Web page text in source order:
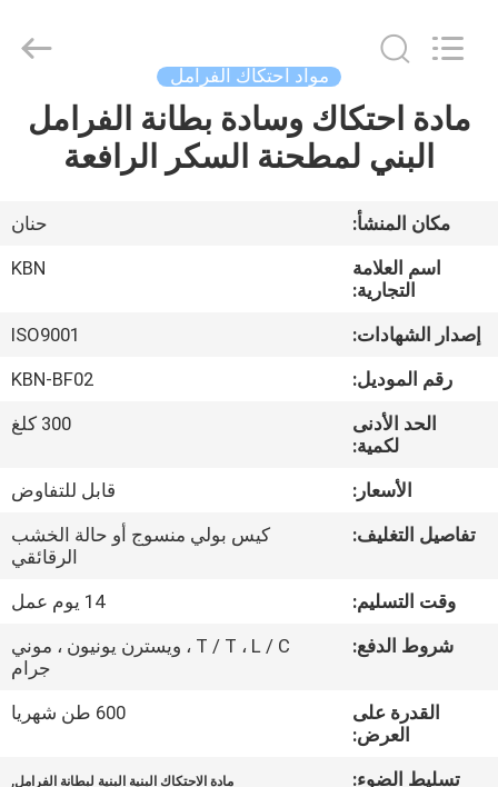
مسكن
معلومات
جولة
مراقبة
الجودة
اتصل
اطلب
اقتباس
مواد احتكاك الفرامل
مادة احتكاك وسادة بطانة الفرامل
البني لمطحنة السكر الرافعة
مكان المنشأ:
حنان
اسم العلامة
التجارية:
KBN
إصدار الشهادات:
ISO9001
رقم الموديل:
KBN-BF02
الحد الأدنى
لكمية:
300 كلغ
الأسعار:
قابل للتفاوض
تفاصيل التغليف:
كيس بولي منسوج أو حالة الخشب
الرقائقي
وقت التسليم:
14 يوم عمل
شروط الدفع:
T / T ، L / C ، ويسترن يونيون ، موني
جرام
القدرة على
العرض:
600 طن شهريا
تسليط الضوء: مادة الاحتكاك البنية البنية لبطانة الفرامل,